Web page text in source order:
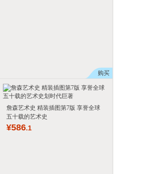
购买
詹森艺术史 精装插图第7版 享誉全球
五十载的艺术史
¥586.1